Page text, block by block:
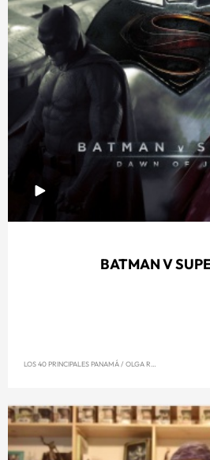
BATMAN V
LOS 40 PRINCIPALES PANAMÁ/ OLGA REYNA